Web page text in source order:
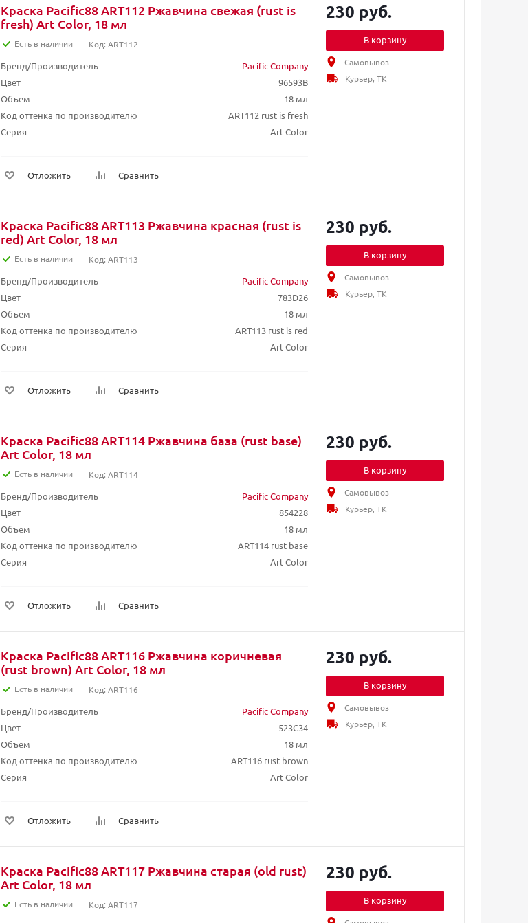
Краска Pacific88 ART112 Ржавчина свежая (rust is
fresh) Art Color, 18 мл
Есть в наличии Код: ART112
Бренд/Производитель
Pacific Company
Цвет
96593B
Объем
18 мл
Код оттенка по производителю
ART112 rust is fresh
Серия
Art Color
Отложить Сравнить
230 руб.
В корзину
Самовывоз
Курьер, ТК
Краска Pacific88 ART113 Ржавчина красная (rust is
red) Art Color, 18 мл
Есть в наличии Код: ART113
Бренд/Производитель
Pacific Company
Цвет
783D26
Объем
18 мл
Код оттенка по производителю
ART113 rust is red
Серия
Art Color
Отложить Сравнить
230 руб.
В корзину
Самовывоз
Курьер, ТК
Краска Pacific88 ART114 Ржавчина база (rust base)
Art Color, 18 мл
Есть в наличии Код: ART114
Бренд/Производитель
Pacific Company
Цвет
854228
Объем
18 мл
Код оттенка по производителю
ART114 rust base
Серия
Art Color
Отложить Сравнить
230 руб.
В корзину
Самовывоз
Курьер, ТК
Краска Pacific88 ART116 Ржавчина коричневая
(rust brown) Art Color, 18 мл
Есть в наличии Код: ART116
Бренд/Производитель
Pacific Company
Цвет
523C34
Объем
18 мл
Код оттенка по производителю
ART116 rust brown
Серия
Art Color
Отложить Сравнить
230 руб.
В корзину
Самовывоз
Курьер, ТК
Краска Pacific88 ART117 Ржавчина старая (old rust)
Art Color, 18 мл
Есть в наличии Код: ART117
230 руб.
В корзину